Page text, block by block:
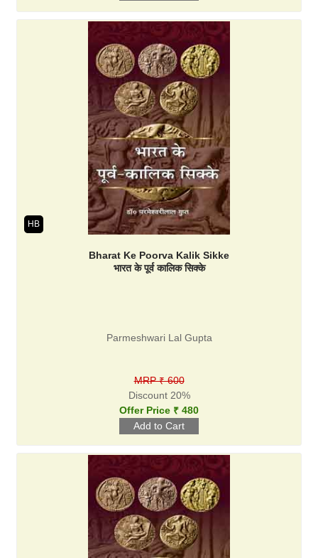
HB
Bharat Ke Poorva Kalik Sikke
भारत के पूर्व कालिक सिक्के
Parmeshwari Lal Gupta
MRP ₹ 600
Discount 20%
Offer Price ₹ 480